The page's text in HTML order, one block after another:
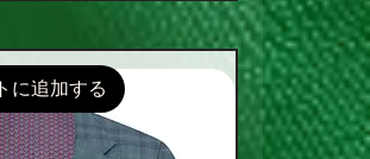
に追加する